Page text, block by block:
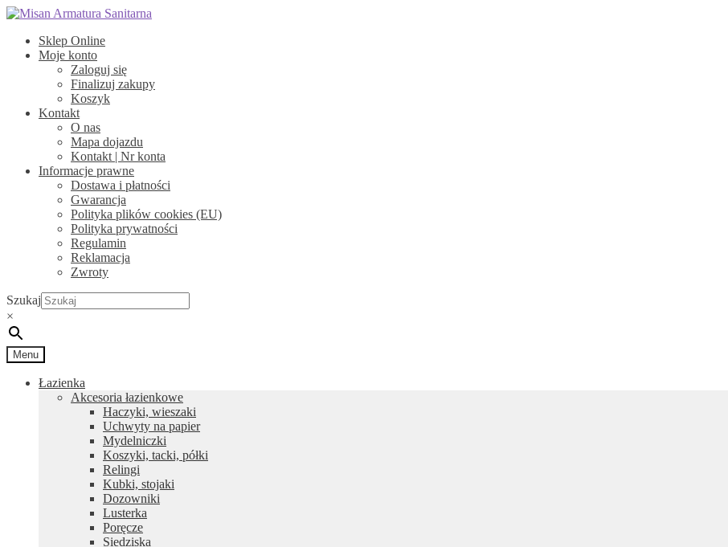
Przejdź
nawigacji
Przejdź
treści
Sklep Online
Moje konto
Zaloguj się
Finalizuj zakupy
Koszyk
Kontakt
O nas
Mapa dojazdu
Kontakt | Nr konta
Informacje prawne
Dostawa i płatności
Gwarancja
Polityka plików cookies (EU)
Polityka prywatności
Regulamin
Reklamacja
Zwroty
Szukaj
×
Menu
Łazienka
Akcesoria łazienkowe
Haczyki, wieszaki
Uchwyty na papier
Mydelniczki
Koszyki, tacki, półki
Relingi
Kubki, stojaki
Dozowniki
Lusterka
Poręcze
Siedziska